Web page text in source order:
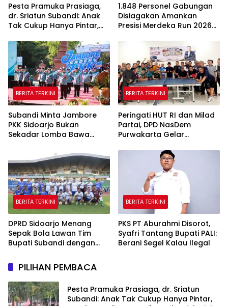
Pesta Pramuka Prasiaga,
dr. Sriatun Subandi: Anak
Tak Cukup Hanya Pintar,
Dibentuk Sejak Dini
1.848 Personel Gabungan
Disiagakan Amankan
Presisi Merdeka Run 2026
BERITA TERKINI
Subandi Minta Jambore
PKK Sidoarjo Bukan
Sekadar Lomba Bawa
untuk Warga
BERITA TERKINI
Peringati HUT RI dan Milad
Partai, DPD NasDem
Purwakarta Gelar
hingga Baksos Gratis
BERITA TERKINI
DPRD Sidoarjo Menang
Sepak Bola Lawan Tim
Bupati Subandi dengan
BERITA TERKINI
PKS PT Aburahmi Disorot,
Syafri Tantang Bupati PALI:
Berani Segel Kalau Ilegal
PILIHAN PEMBACA
Pesta Pramuka Prasiaga, dr. Sriatun
Subandi: Anak Tak Cukup Hanya Pintar,